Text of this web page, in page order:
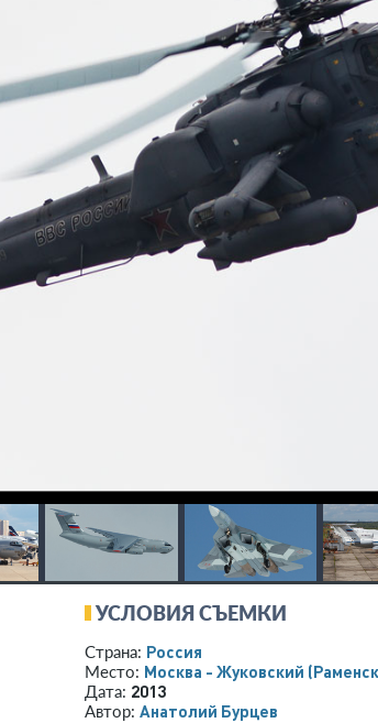
УСЛОВИЯ СЪЕМКИ
Страна: Россия
Место: Москва - Жуковский
Дата: 2013
Автор: Анатолий Бурцев